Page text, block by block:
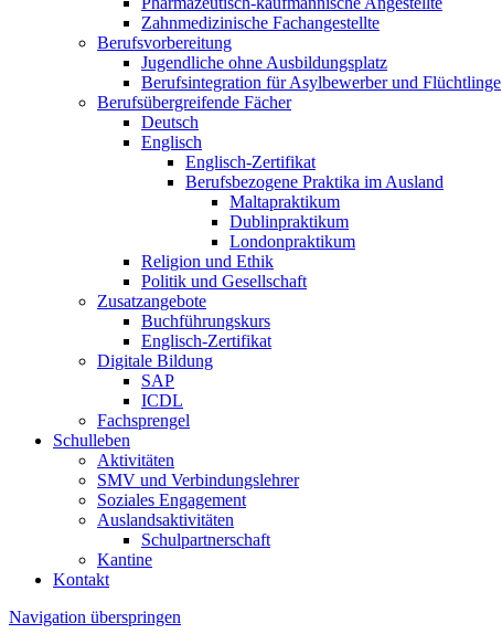
Zahnmedizinische Fachangestellte
Berufsvorbereitung
Jugendliche ohne Ausbildungsplatz
Berufsintegration für Asylbewerber und Flüchtlinge
Berufsübergreifende Fächer
Deutsch
Englisch
Englisch-Zertifikat
Berufsbezogene Praktika im Ausland
Maltapraktikum
Dublinpraktikum
Londonpraktikum
Religion und Ethik
Politik und Gesellschaft
Zusatzangebote
Buchführungskurs
Englisch-Zertifikat
Digitale Bildung
SAP
ICDL
Fachsprengel
Schulleben
Aktivitäten
SMV und Verbindungslehrer
Soziales Engagement
Auslandsaktivitäten
Schulpartnerschaft
Kantine
Kontakt
Navigation überspringen